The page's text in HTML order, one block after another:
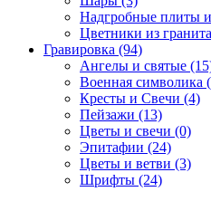
Надгробные плиты
Цветники из
Гравировка (94)
Ангелы и святые
Военная символика
Кресты и Свечи (4)
Пейзажи (13)
Цветы и свечи (0)
Эпитафии (24)
Цветы и ветви (3)
Шрифты (24)